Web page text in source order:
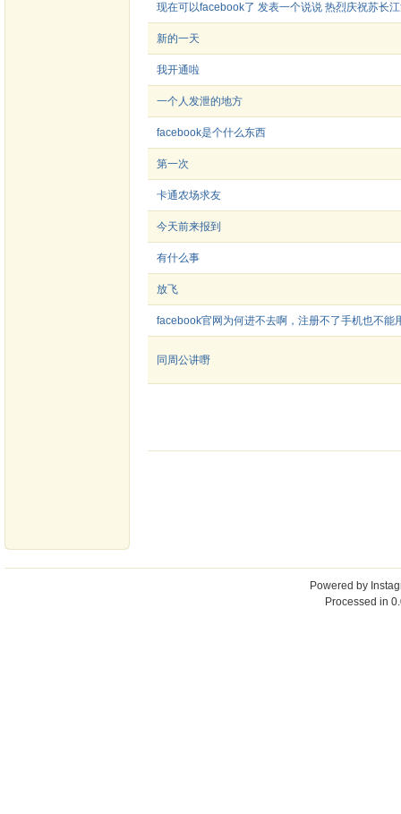
现在可以facebook了 发表一个说说 热烈庆祝苏长
新的一天
我开通啦
一个人发泄的地方
facebook是个什么东西
第一次
卡通农场求友
今天前来报到
有什么事
放飞
facebook官网为何进不去啊，注册不了手机也不能
同周公讲嘢
Powered by
Processed in